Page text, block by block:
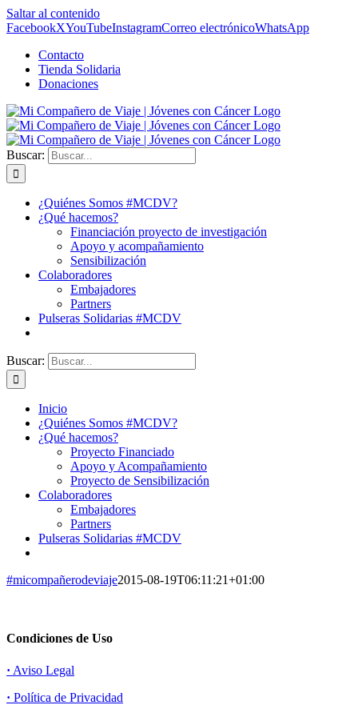
Saltar al contenido
FacebookXYouTubeInstagramCorreo electrónicoWhatsApp
Contacto
Tienda Solidaria
Donaciones
Buscar:
¿Quiénes Somos #MCDV?
¿Qué hacemos?
Financiación proyecto de investigación
Apoyo y acompañamiento
Sensibilización
Colaboradores
Embajadores
Partners
Pulseras Solidarias #MCDV
Buscar:
Inicio
¿Quiénes Somos #MCDV?
¿Qué hacemos?
Proyecto Financiado
Apoyo y Acompañamiento
Proyecto de Sensibilización
Colaboradores
Embajadores
Partners
Pulseras Solidarias #MCDV
#micompañerodeviaje2015-08-19T06:11:21+01:00
Condiciones de Uso
· Aviso Legal
· Política de Privacidad